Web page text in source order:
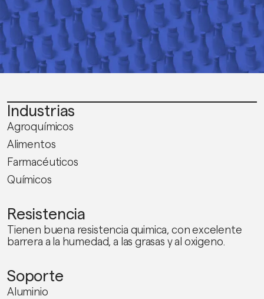
Industrias
Agroquímicos
Alimentos
Farmacéuticos
Químicos
Resistencia
Tienen buena resistencia quimica, con excelente
barrera a la humedad, a las grasas y al oxigeno.
Soporte
Aluminio